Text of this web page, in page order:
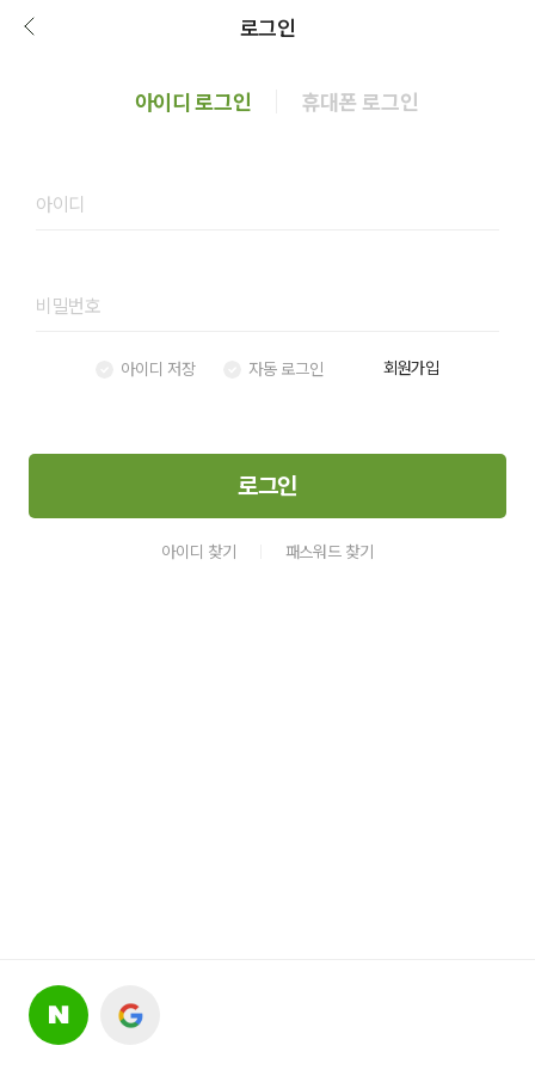
로그인
아이디 로그인 휴대폰 로그인
아이디 저장 자동 로그인 회원가입
로그인
아이디 찾기 패스워드 찾기